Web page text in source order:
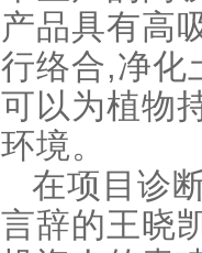
产品具有高
行络合,净化
可以为植物
环境。
在项目诊
言辞的王晓